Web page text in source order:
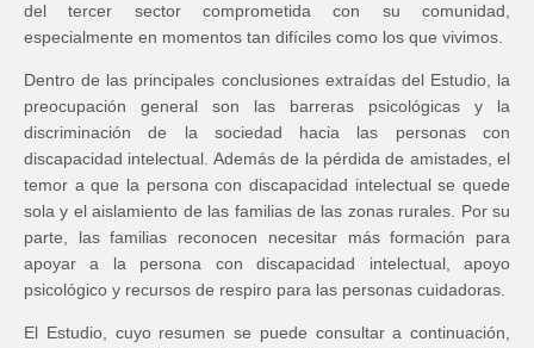
del tercer sector comprometida con su comunidad,
especialmente en momentos tan difíciles como los que vivimos.
Dentro de las principales conclusiones extraídas del Estudio, la
preocupación general son las barreras psicológicas y la
discriminación de la sociedad hacia las personas con
discapacidad intelectual. Además de la pérdida de amistades, el
temor a que la persona con discapacidad intelectual se quede
sola y el aislamiento de las familias de las zonas rurales. Por su
parte, las familias reconocen necesitar más formación para
apoyar a la persona con discapacidad intelectual, apoyo
psicológico y recursos de respiro para las personas cuidadoras.
El Estudio, cuyo resumen se puede consultar a continuación,